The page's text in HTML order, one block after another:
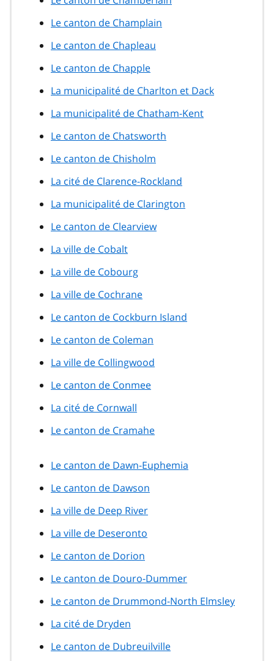
Le canton de Champlain
Le canton de Chapleau
Le canton de Chapple
La municipalité de Charlton et Dack
La municipalité de Chatham-Kent
Le canton de Chatsworth
Le canton de Chisholm
La cité de Clarence-Rockland
La municipalité de Clarington
Le canton de Clearview
La ville de Cobalt
La ville de Cobourg
La ville de Cochrane
Le canton de Cockburn Island
Le canton de Coleman
La ville de Collingwood
Le canton de Conmee
La cité de Cornwall
Le canton de Cramahe
Le canton de Dawn-Euphemia
Le canton de Dawson
La ville de Deep River
La ville de Deseronto
Le canton de Dorion
Le canton de Douro-Dummer
Le canton de Drummond-North Elmsley
La cité de Dryden
Le canton de Dubreuilville